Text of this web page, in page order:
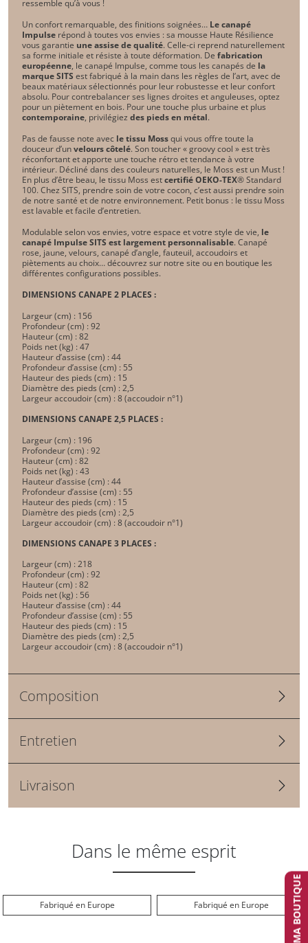
ressemble qu’à vous !
Un confort remarquable, des finitions soignées… Le canapé
Impulse répond à toutes vos envies : sa mousse Haute Résilience
vous garantie une assise de qualité. Celle-ci reprend naturellement
sa forme initiale et résiste à toute déformation. De fabrication
européenne, le canapé Impulse, comme tous les canapés de la
marque SITS est fabriqué à la main dans les règles de l’art, avec de
beaux matériaux sélectionnés pour leur robustesse et leur confort
absolu. Pour contrebalancer ses lignes droites et anguleuses, optez
pour un piètement en bois. Pour une touche plus urbaine et plus
contemporaine, privilégiez des pieds en métal.
Pas de fausse note avec le tissu Mossqui vous offre toute la
douceur d’unvelours côtelé. Son toucher « groovy cool » est très
réconfortant et apporte une touche rétro et tendance à votre
intérieur. Décliné dans des couleurs naturelles, le Moss est un Must !
En plus d’être beau, le tissu Moss estcertifié OEKO-TEX® Standard
100. Chez SITS, prendre soin de votre cocon, c’est aussi prendre soin
de notre santé et de notre environnement. Petit bonus : le tissu Moss
est lavable et facile d’entretien.
Modulable selon vos envies, votre espace et votre style de vie, le
canapé Impulse SITS est largement personnalisable. Canapé
rose, jaune, velours, canapé d’angle, fauteuil, accoudoirs et
piètements au choix… découvrez sur notre site ou en boutique les
différentes configurations possibles.
DIMENSIONS CANAPE 2 PLACES :
Largeur (cm) : 156
Profondeur (cm) : 92
Hauteur (cm) : 82
Poids net (kg) : 47
Hauteur d’assise (cm) : 44
Profondeur d’assise (cm) : 55
Hauteur des pieds (cm) : 15
Diamètre des pieds (cm) : 2,5
Largeur accoudoir (cm) : 8 (accoudoir n°1)
DIMENSIONS CANAPE 2,5 PLACES :
Largeur (cm) : 196
Profondeur (cm) : 92
Hauteur (cm) : 82
Poids net (kg) : 43
Hauteur d’assise (cm) : 44
Profondeur d’assise (cm) : 55
Hauteur des pieds (cm) : 15
Diamètre des pieds (cm) : 2,5
Largeur accoudoir (cm) : 8 (accoudoir n°1)
DIMENSIONS CANAPE 3 PLACES :
Largeur (cm) : 218
Profondeur (cm) : 92
Hauteur (cm) : 82
Poids net (kg) : 56
Hauteur d’assise (cm) : 44
Profondeur d’assise (cm) : 55
Hauteur des pieds (cm) : 15
Diamètre des pieds (cm) : 2,5
Largeur accoudoir (cm) : 8 (accoudoir n°1)
Composition
Entretien
Livraison
Dans le même esprit
Fabriqué en Europe Fabriqué en Europe